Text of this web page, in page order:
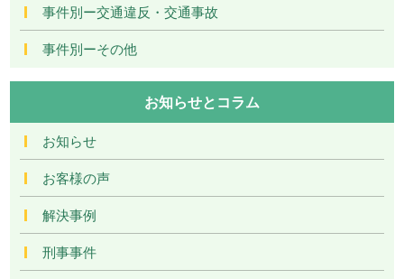
事件別ー交通違反・交通事故
事件別ーその他
お知らせとコラム
お知らせ
お客様の声
解決事例
刑事事件